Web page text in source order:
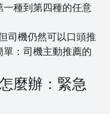
種到第四種的任意
司機仍然可以口頭推
：司機主動推薦的
麼辦：緊急